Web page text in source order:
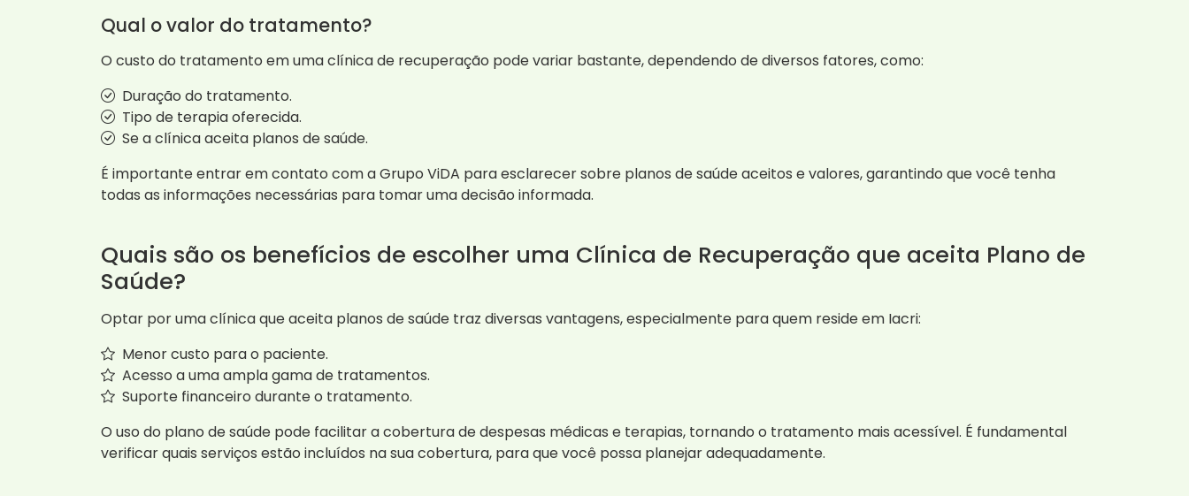
Qual o valor do tratamento?
O custo do tratamento em uma clínica de recuperação pode variar bastante, dependendo de diversos fatores, como:
Duração do tratamento.
Tipo de terapia oferecida.
Se a clínica aceita planos de saúde.
É importante entrar em contato com a Grupo ViDA para esclarecer sobre planos de saúde aceitos e valores, garantindo que você tenha
todas as informações necessárias para tomar uma decisão informada.
Quais são os benefícios de escolher uma Clínica de Recuperação que aceita Plano de
Saúde?
Optar por uma clínica que aceita planos de saúde traz diversas vantagens, especialmente para quem reside em Iacri:
Menor custo para o paciente.
Acesso a uma ampla gama de tratamentos.
Suporte financeiro durante o tratamento.
O uso do plano de saúde pode facilitar a cobertura de despesas médicas e terapias, tornando o tratamento mais acessível. É fundamental
verificar quais serviços estão incluídos na sua cobertura, para que você possa planejar adequadamente.